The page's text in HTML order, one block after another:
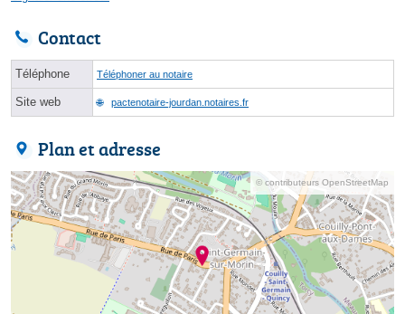
Contact
Téléphone Téléphoner au notaire
Site web pactenotaire-jourdan.notaires.fr
Plan et adresse
© contributeurs OpenStreetMap